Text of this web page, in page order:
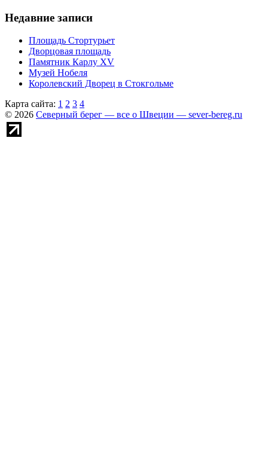
Недавние записи
Площадь Стортурьет
Дворцовая площадь
Памятник Карлу XV
Музей Нобеля
Королевский Дворец в Стокгольме
Карта сайта: 1 2 3 4
© 2026 Северный берег — все о Швеции — sever-bereg.ru